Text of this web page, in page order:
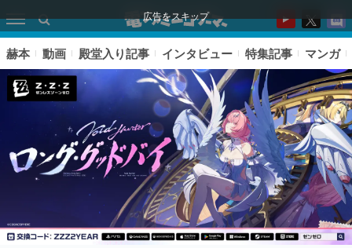
広告をスキップ
赫本 動画 殿堂入り記事 インタビュー 特集記事 マンガ